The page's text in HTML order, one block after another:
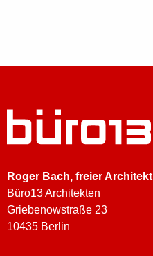
Roger Bach, freier Architekt
Büro13 Architekten
Griebenowstraße 23
10435 Berlin